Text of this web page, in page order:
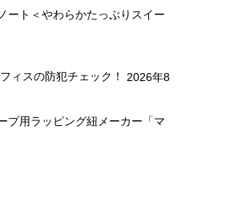
ート＜やわらかたっぷりスイー
ィスの防犯チェック！
2026年8
プ用ラッピング紐メーカー「マ